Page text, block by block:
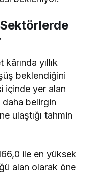
Sektörlerde
yıllık
beklendiğini
içinde yer alan
belirgin
ulaştığı tahmin
ile en yüksek
alan olarak öne